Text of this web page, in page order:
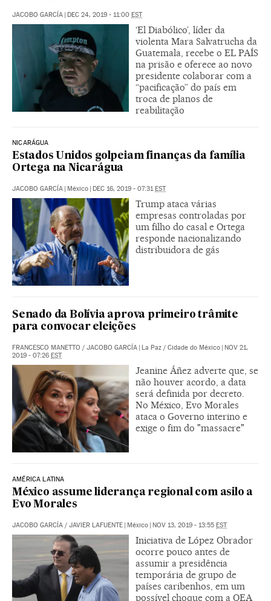
JACOBO GARCÍA | DEC 24, 2019 - 11:00 EST
‘El Diabólico’, líder da
violenta Mara Salvatrucha da
Guatemala, recebe o EL PAÍS
na prisão e oferece ao novo
presidente colaborar com a
“pacificação” do país em
troca de planos de
reabilitação
NICARÁGUA
Estados Unidos golpeiam finanças da família
Ortega na Nicarágua
JACOBO GARCÍA | México | DEC 16, 2019 - 07:31 EST
Trump ataca várias
empresas controladas por
um filho do casal e Ortega
responde nacionalizando
distribuidora de gás
Senado da Bolívia aprova primeiro trâmite
para convocar eleições
FRANCESCO MANETTO / JACOBO GARCÍA | La Paz / Cidade do México | NOV 21,
2019 - 07:26 EST
Jeanine Áñez adverte que, se
não houver acordo, a data
será definida por decreto.
No México, Evo Morales
ataca o Governo interino e
exige o fim do "massacre"
AMÉRICA LATINA
México assume liderança regional com asilo a
Evo Morales
JACOBO GARCÍA / JAVIER LAFUENTE | México | NOV 13, 2019 - 13:55 EST
Iniciativa de López Obrador
ocorre pouco antes de
assumir a presidência
temporária de grupo de
países caribenhos, em um
possível choque com a OEA